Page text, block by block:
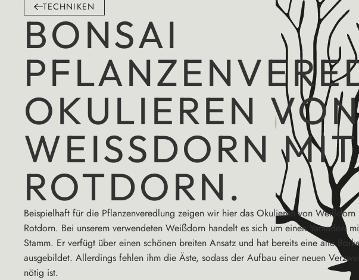
TECHNIKEN
BONSAI
OKULIEREN
WEISSDORN MIT R
OTDORN.
Beispielhaft für die Pflanzenveredlung zeigen wir hier das Okulieren von Weißdorn
Rotdorn. Bei unserem verwendeten Weißdorn handelt es sich um einen Yamadori
Stamm. Er verfügt über einen schönen breiten Ansatz und hat bereits eine alte
ausgebildet. Allerdings fehlen ihm die Äste, sodass der Aufbau einer neuen
nötig ist.